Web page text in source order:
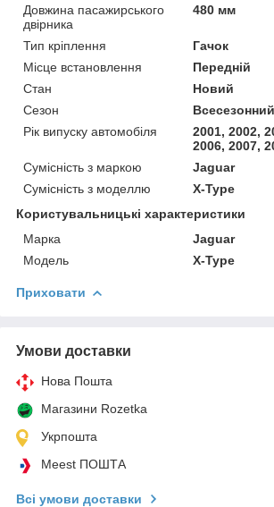
Довжина пасажирського
двірника
480 мм
Тип кріплення
Гачок
Місце встановлення
Передній
Стан
Новий
Сезон
Всесезонний
Рік випуску автомобіля
2001, 2002,
2006, 2007,
Сумісність з маркою
Jaguar
Сумісність з моделлю
X-Type
Користувальницькі характеристики
Марка
Jaguar
Модель
X-Type
Приховати
Умови доставки
Нова Пошта
Магазини Rozetka
Укрпошта
Meest ПОШТА
Всі умови доставки